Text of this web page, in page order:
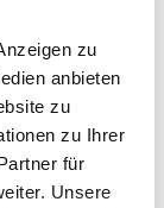
zu
anbieten
zu
zu Ihrer
für
Unsere